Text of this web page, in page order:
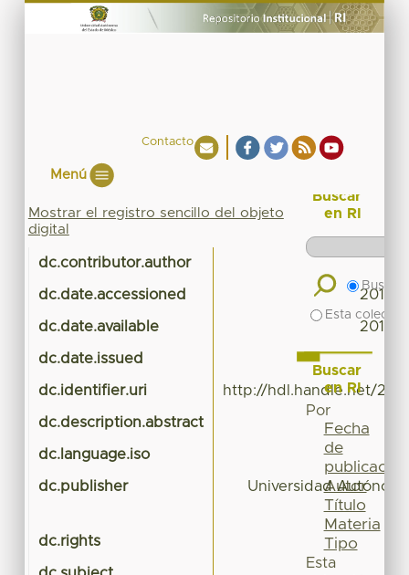
Contacto
Menú
Mostrar el registro sencillo del objeto
digital
dc.contributor.author
dc.date.accessioned 2014-
dc.date.available 2014-
dc.date.issued
dc.identifier.uri http://hdl.handle.net/
dc.description.abstract
dc.language.iso
dc.publisher Universidad
dc.rights
Buscar
en RI
Buscar
Esta
Buscar
en RI
Por
Fecha
de
publicación
Autor
Título
Materia
Tipo
Esta